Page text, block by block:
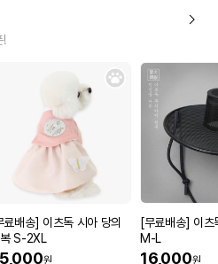
!
료배송] 이츠독 시아 당의
S-2XL
원
[무료배송] 이츠
M-L
16,000원